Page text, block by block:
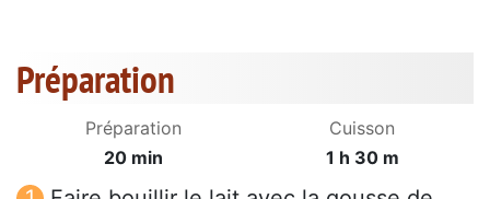
Préparation
Préparation
20 min
Cuisson
1 h 30 m